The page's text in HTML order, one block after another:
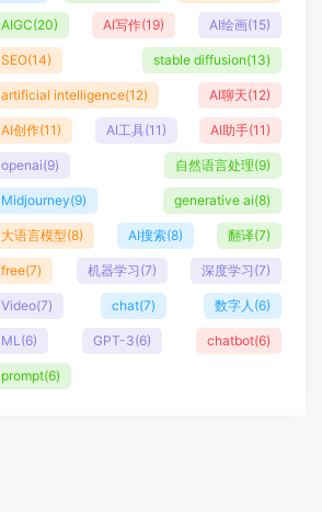
AIGC(20) AI写作(19) AI绘画(15)
SEO(14) stable diffusion(13)
artificial intelligence(12) AI聊天(12)
AI创作(11) AI工具(11) AI助手(11)
openai(9) 自然语言处理(9)
Midjourney(9) generative ai(8)
大语言模型(8) AI搜索(8) 翻译(7)
free(7) 机器学习 (7) 深度学习 (7)
Video(7) chat(7) 数字人 (6)
ML (6) GPT-3(6) chatbot(6)
prompt(6)